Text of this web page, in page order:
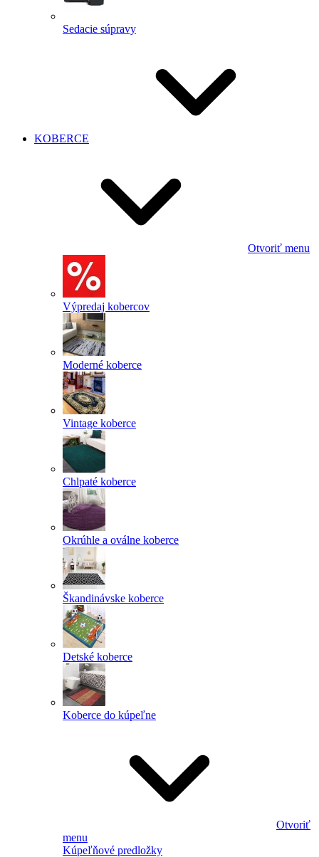
Sedacie súpravy
KOBERCE
Otvoriť menu
Výpredaj kobercov
Moderné koberce
Vintage koberce
Chlpaté koberce
Okrúhle a oválne koberce
Škandinávske koberce
Detské koberce
Koberce do kúpeľne
Otvoriť
menu
Kúpeľňové predložky